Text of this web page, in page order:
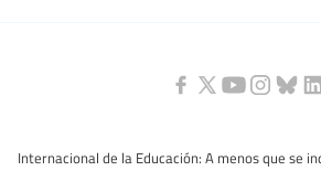
Internacional de la Educación: A menos que se